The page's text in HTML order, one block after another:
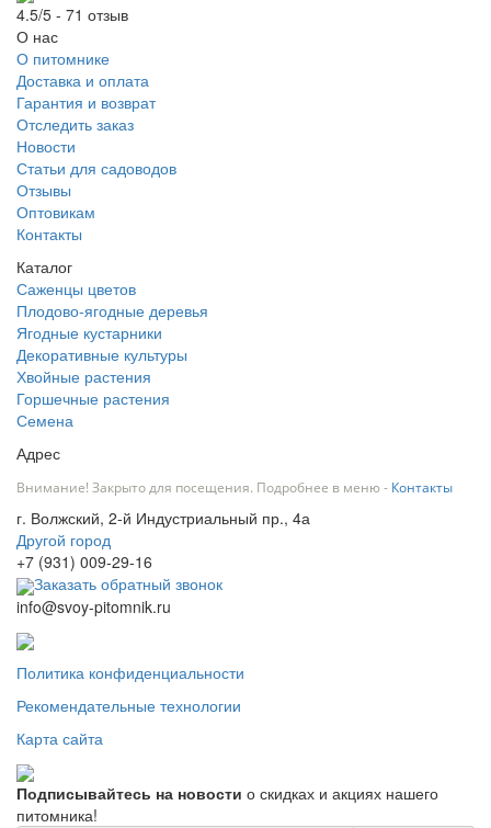
4.5/5 - 71 отзыв
О нас
О питомнике
Доставка и оплата
Гарантия и возврат
Отследить заказ
Новости
Статьи для садоводов
Отзывы
Оптовикам
Контакты
Каталог
Саженцы цветов
Плодово-ягодные деревья
Ягодные кустарники
Декоративные культуры
Хвойные растения
Горшечные растения
Семена
Адрес
Внимание! Закрыто для посещения. Подробнее в меню - Контакты
г. Волжский, 2-й Индустриальный пр., 4а
Другой город
+7 (931) 009-29-16
Заказать обратный звонок
info@svoy-pitomnik.ru
Политика конфиденциальности
Рекомендательные технологии
Карта сайта
Подписывайтесь на новости о скидках и акциях нашего
питомника!